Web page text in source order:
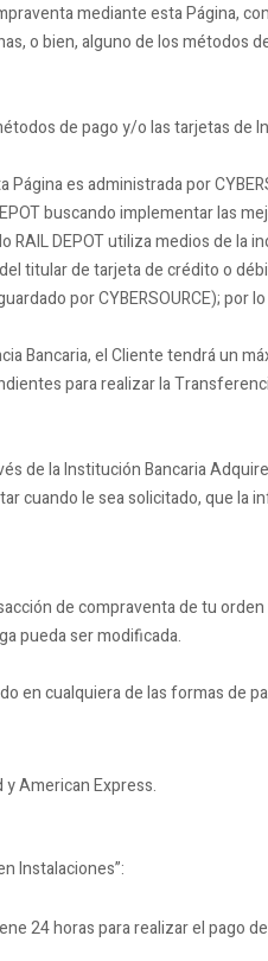
mediante esta Página,
o bien, alguno de los métodos
de pago y/o las tarjetas de
es administrada por
buscando implementar las
RAIL DEPOT utiliza medios de
titular de tarjeta de crédito o
por CYBERSOURCE);
Bancaria, el Cliente tendrá un
para realizar la
de la Institución Bancaria
cuando le sea solicitado, que la
de compraventa de tu
pueda ser modificada.
en cualquiera de las formas de
American Express.
Instalaciones”:
24 horas para realizar el pago